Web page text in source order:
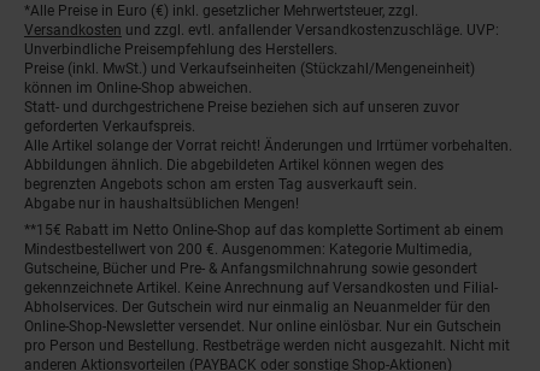
Fußnoten
*Alle Preise in Euro (€) inkl. gesetzlicher Mehrwertsteuer, zzgl.
Versandkosten und zzgl. evtl. anfallender Versandkostenzuschläge. UVP:
Unverbindliche Preisempfehlung des Herstellers.
Preise (inkl. MwSt.) und Verkaufseinheiten (Stückzahl/Mengeneinheit)
können im Online-Shop abweichen.
Statt- und durchgestrichene Preise beziehen sich auf unseren zuvor
geforderten Verkaufspreis.
Alle Artikel solange der Vorrat reicht! Änderungen und Irrtümer vorbehalten.
Abbildungen ähnlich. Die abgebildeten Artikel können wegen des
begrenzten Angebots schon am ersten Tag ausverkauft sein.
Abgabe nur in haushaltsüblichen Mengen!
**15€ Rabatt im Netto Online-Shop auf das komplette Sortiment ab einem
Mindestbestellwert von 200 €. Ausgenommen: Kategorie Multimedia,
Gutscheine, Bücher und Pre- & Anfangsmilchnahrung sowie gesondert
gekennzeichnete Artikel. Keine Anrechnung auf Versandkosten und Filial-
Abholservices. Der Gutschein wird nur einmalig an Neuanmelder für den
Online-Shop-Newsletter versendet. Nur online einlösbar. Nur ein Gutschein
pro Person und Bestellung. Restbeträge werden nicht ausgezahlt. Nicht mit
anderen Aktionsvorteilen (PAYBACK oder sonstige Shop-Aktionen)